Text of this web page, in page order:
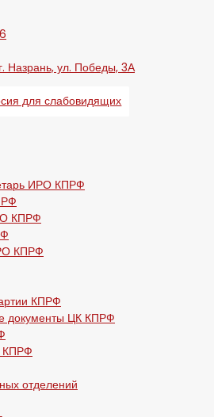
Назрань, ул. Победы, 3А
для слабовидящих
ИРО КПРФ
КПРФ
КПРФ
КПРФ
документы ЦК КПРФ
КПРФ
отделений